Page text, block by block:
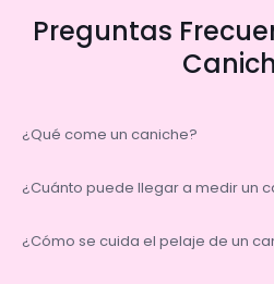
Preguntas
¿Qué come un caniche?
¿Cuánto puede llegar a medir un
¿Cómo se cuida el pelaje de un